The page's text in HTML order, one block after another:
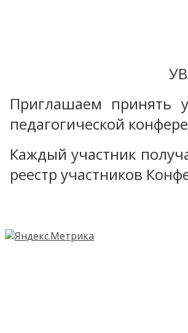
Приглашаем принять
педагогической
Каждый участник
реестр участников